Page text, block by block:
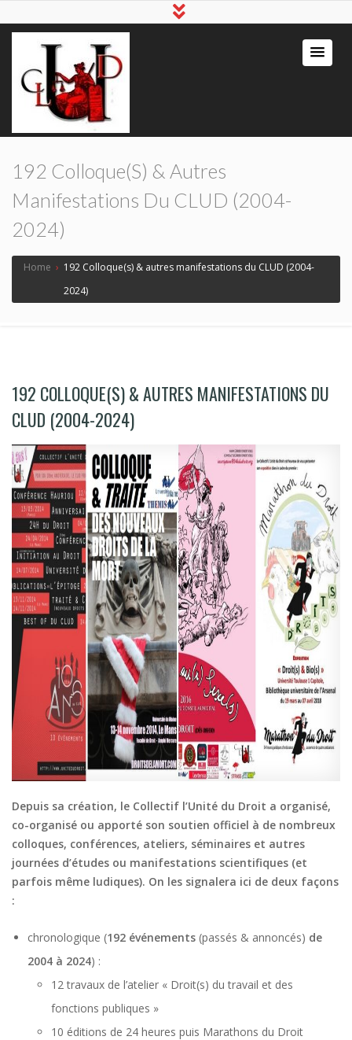
192 Colloque(s) & Autres
Manifestations Du CLUD (2004-
2024)
Home › 192 Colloque(s) & autres manifestations du CLUD (2004-
2024)
192 COLLOQUE(S) & AUTRES MANIFESTATIONS DU
CLUD (2004-2024)
Depuis sa création, le Collectif l’Unité du Droit a organisé,
co-organisé ou apporté son soutien officiel à de nombreux
colloques, conférences, ateliers, séminaires et autres
journées d’études ou manifestations scientifiques (et
parfois même ludiques). On les signalera ici de deux façons
:
chronologique (192 événements (passés & annoncés) de
2004 à 2024) :
12 travaux de l’atelier « Droit(s) du travail et des
fonctions publiques »
10 éditions de 24 heures puis Marathons du Droit